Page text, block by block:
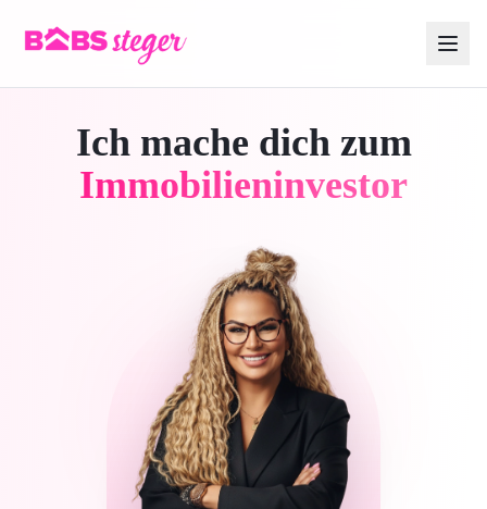
Ich mache dich zum
Immobilieninvestor